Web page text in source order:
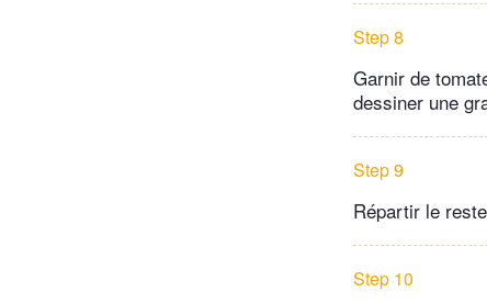
Step 8
Garnir de
dessiner une
Step 9
Répartir le
Step 10